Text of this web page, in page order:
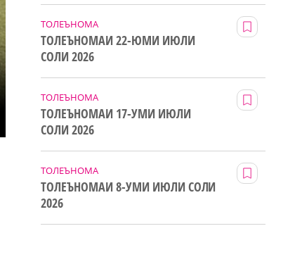
ТОЛЕЪНОМА
ТОЛЕЪНОМАИ 22-ЮМИ ИЮЛИ
СОЛИ 2026
ТОЛЕЪНОМА
ТОЛЕЪНОМАИ 17-УМИ ИЮЛИ
СОЛИ 2026
ТОЛЕЪНОМА
ТОЛЕЪНОМАИ 8-УМИ ИЮЛИ СОЛИ
2026